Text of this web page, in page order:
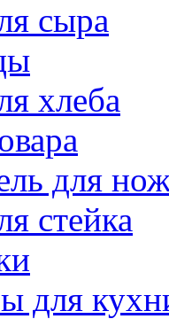
сыра
хлеба
для
стейка
для